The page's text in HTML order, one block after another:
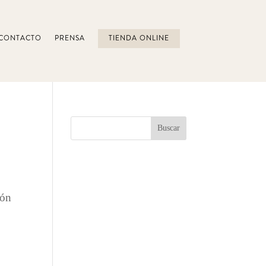
PRENSA TIENDA ONLINE